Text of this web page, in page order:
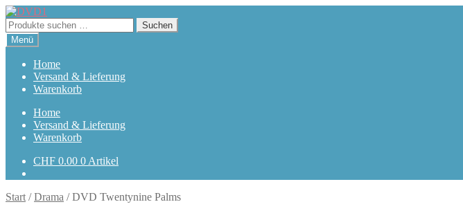
Zur
Navigation
springen
Zum
Inhalt
springen
Suchen
nach:
Suchen
Menü
Home
Versand & Lieferung
Warenkorb
Home
Versand & Lieferung
Warenkorb
CHF 0.00 0 Artikel
Start /Drama /DVD Twentynine Palms